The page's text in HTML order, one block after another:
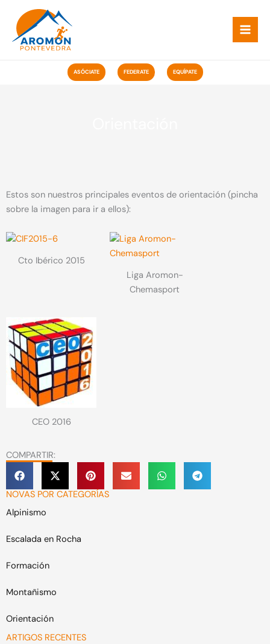
contido
ASÓCIATE FEDERATE EQUÍPATE
Estos son nuestros principales eventos de orientación (pincha
sobre la imagen para ir a ellos):
Cto Ibérico 2015
Liga Aromon-
Chemasport
CEO 2016
COMPARTIR:
NOVAS POR CATEGORÍAS
Alpinismo
Escalada en Rocha
Formación
Montañismo
Orientación
ARTIGOS RECENTES